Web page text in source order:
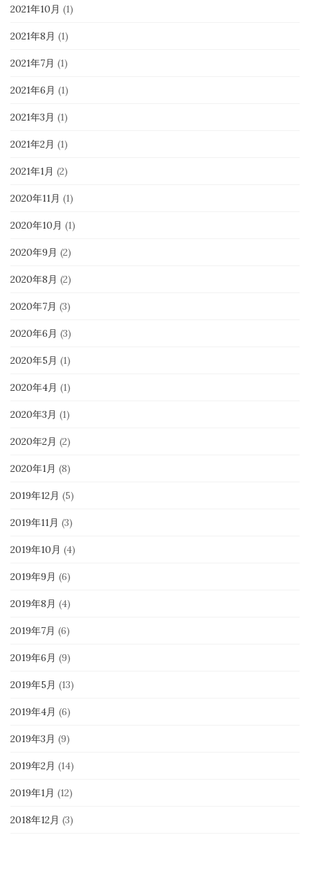
2021年10月 (1)
2021年8月 (1)
2021年7月 (1)
2021年6月 (1)
2021年3月 (1)
2021年2月 (1)
2021年1月 (2)
2020年11月 (1)
2020年10月 (1)
2020年9月 (2)
2020年8月 (2)
2020年7月 (3)
2020年6月 (3)
2020年5月 (1)
2020年4月 (1)
2020年3月 (1)
2020年2月 (2)
2020年1月 (8)
2019年12月 (5)
2019年11月 (3)
2019年10月 (4)
2019年9月 (6)
2019年8月 (4)
2019年7月 (6)
2019年6月 (9)
2019年5月 (13)
2019年4月 (6)
2019年3月 (9)
2019年2月 (14)
2019年1月 (12)
2018年12月 (3)